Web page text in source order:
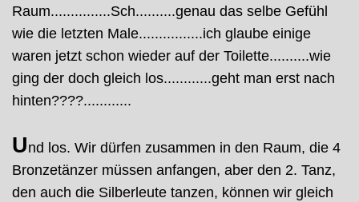
Raum...............Sch..........genau das selbe Gefühl
wie die letzten Male................ich glaube einige
waren jetzt schon wieder auf der Toilette..........wie
ging der doch gleich los............geht man erst nach
hinten????............
Und los. Wir dürfen zusammen in den Raum, die 4
Bronzetänzer müssen anfangen, aber den 2. Tanz,
den auch die Silberleute tanzen, können wir gleich